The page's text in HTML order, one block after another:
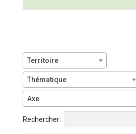
Territoire
Thématique
Axe
Rechercher: